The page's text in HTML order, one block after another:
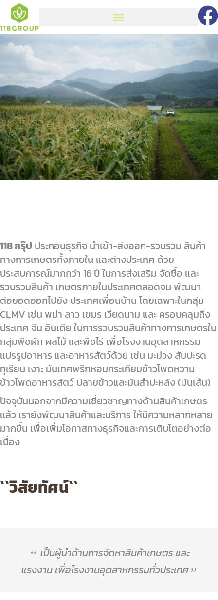
118 กรุ๊ป ประกอบธุรกิจ นําเข้า-ส่งออก-รวบรวม สินค้า
ทางการเกษตรทั้งภายใน และต่างประเทศ ด้วย
ประสบการณ์มากกว่า 16 ปี ในการส่งเสริม จัดซื้อ และ
รวบรวมสินค้า เกษตรภายในประเทศตลอดจน พัฒนา
ต่อยอดออกไปยัง ประเทศเพื่อนบ้าน โดยเฉพาะในกลุ่ม
CLMV เช่น พม่า ลาว เขมร เวียดนาม และ ครอบคลุมถึง
ประเทศ จีน อินเดีย ในการรวบรวมสินค้าทางการเกษตรใน
กลุ่มพืชผัก ผลไม้ และพืชไร่ เพื่อโรงงานอุตสาหกรรม
แปรรูปอาหาร และอาหารสัตว์ด้วย เช่น มะม่วง สับปะรด
ทุเรียน เงาะ มันเทศพริกหอมกระเทียมข้าวโพดหวาน
ข้าวโพดอาหารสัตว์ ปลายข้าวและมันสําปะหลัง (มันเส้น)
ปัจจุบันนอกจากมีความเชี่ยวชาญทางด้านสินค้าเกษตร
แล้ว เรายังพัฒนาสินค้าและบริการ ให้มีความหลากหลาย
มากขึ้น เพื่อเพิ่มโอกาสทางธุรกิจและการเติบโตอย่างต่อ
เนื่อง
``วิสัยทัศน์``
เป็นผู้นําด้านการจัดหาสินค้าเกษตร และ
แรงงาน เพื่อโรงงานอุตสาหกรรมทั่วประเทศ